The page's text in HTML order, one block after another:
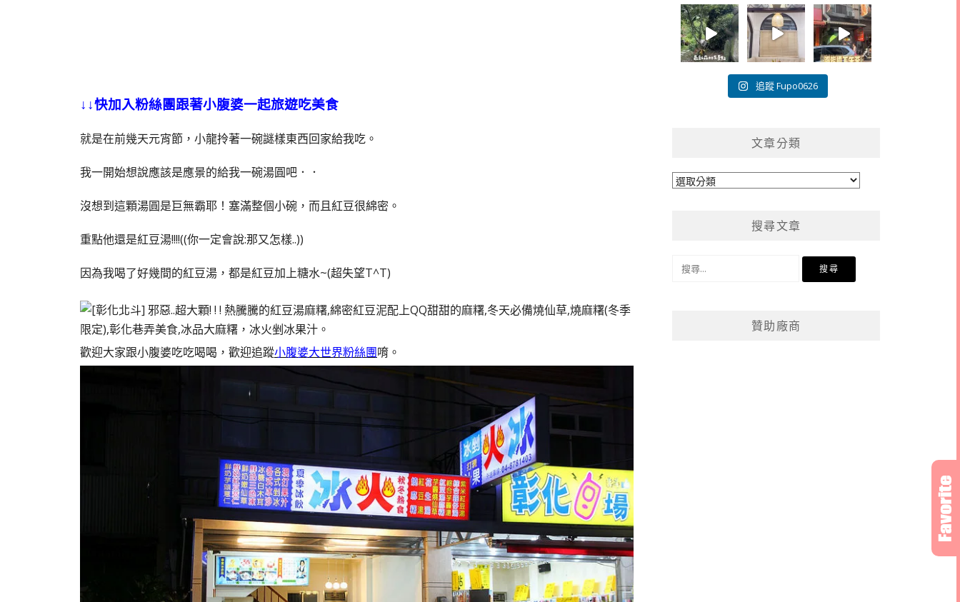
↓↓快加入粉絲團跟著小腹婆一起旅遊吃美食
就是在前幾天元宵節，小龍拎著一碗謎樣東西回家給我吃。
我一開始想說應該是應景的給我一碗湯圓吧．．
沒想到這顆湯圓是巨無霸耶！塞滿整個小碗，而且紅豆很綿密。
重點他還是紅豆湯!!!!((你一定會說:那又怎樣..))
因為我喝了好幾間的紅豆湯，都是紅豆加上糖水~(超失望T^T)
歡迎大家跟小腹婆吃吃喝喝，歡迎追蹤小腹婆大世界粉絲團唷。
追蹤 Fupo0626
文章分類
文
搜尋文章
贊助廠商